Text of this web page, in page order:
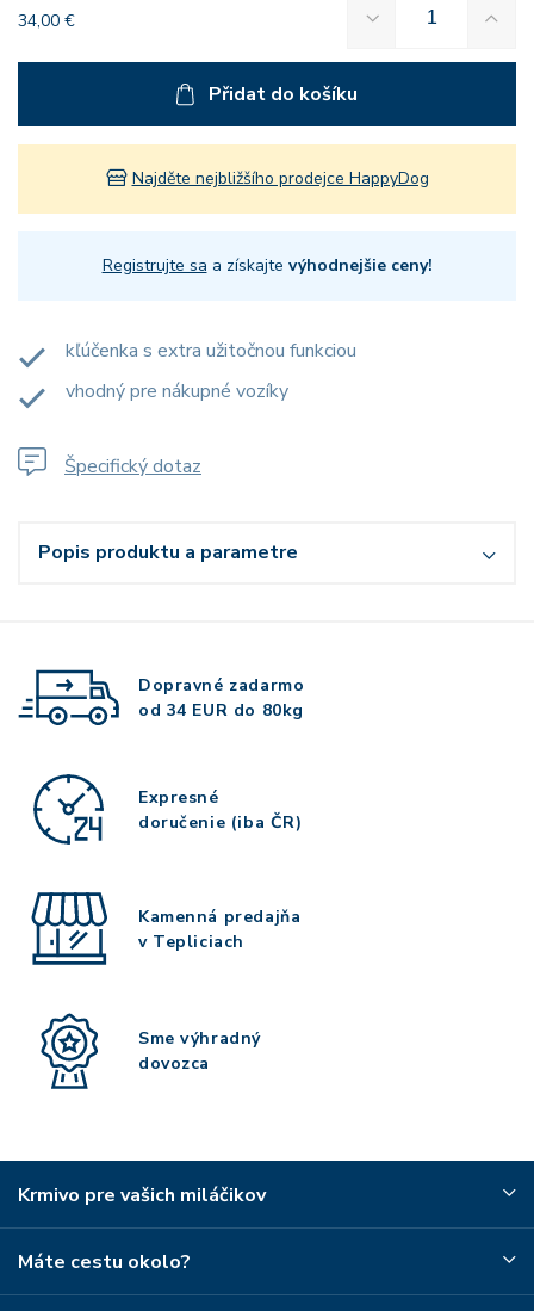
34,00 €
Přidat do košíku
Najděte nejbližšího prodejce HappyDog
Registrujte sa a získajte výhodnejšie ceny!
kľúčenka s extra užitočnou funkciou
vhodný pre nákupné vozíky
Špecifický dotaz
Popis produktu a parametre
Dopravné zadarmo
od 34 EUR do 80kg
Expresné
doručenie (iba ČR)
Kamenná predajňa
v Tepliciach
Sme výhradný
dovozca
Krmivo pre vašich miláčikov
Máte cestu okolo?